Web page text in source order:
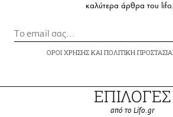
καλύτερα άρθρα του
ΟΡΟΙ ΧΡΗΣΗΣΚΑΙ ΠΟΛΙΤΙΚΗ
ΕΠΙΛΟΓΕΣ
από το Lifo.gr